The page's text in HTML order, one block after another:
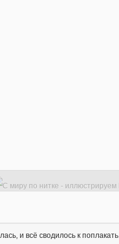
и всё сводилось к поплакать.